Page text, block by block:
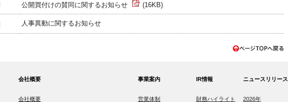
公開買付けの賛同に関するお知らせ (16KB)
人事異動に関するお知らせ
会社概要
会社概要
事業案内
営業体制
IR情報
財務ハイライト
ニュースリリース
2026年